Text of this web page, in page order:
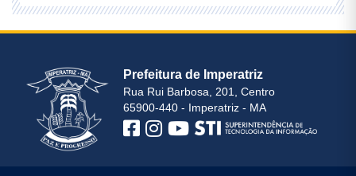
Prefeitura de Imperatriz
Rua Rui Barbosa, 201, Centro
65900-440 - Imperatriz - MA